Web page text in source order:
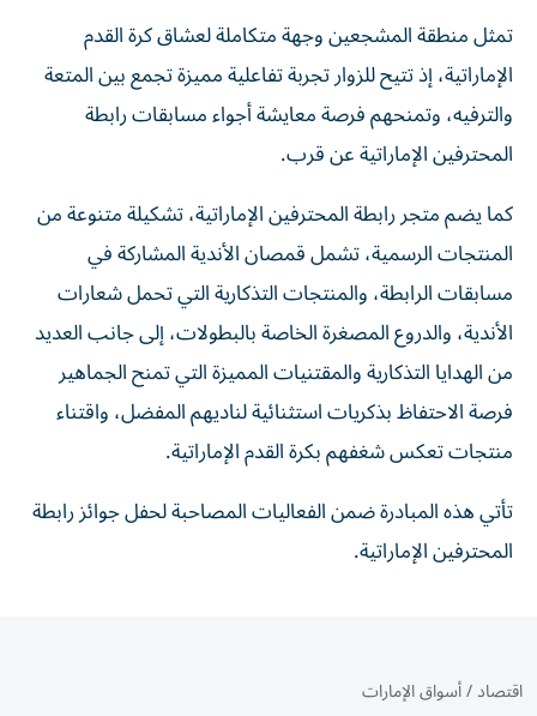
تمثل منطقة المشجعين وجهة متكاملة لعشاق كرة القدم
الإماراتية، إذ تتيح للزوار تجربة تفاعلية مميزة تجمع بين المتعة
والترفيه، وتمنحهم فرصة معايشة أجواء مسابقات رابطة
المحترفين الإماراتية عن قرب.
كما يضم متجر رابطة المحترفين الإماراتية، تشكيلة متنوعة من
المنتجات الرسمية، تشمل قمصان الأندية المشاركة في
مسابقات الرابطة، والمنتجات التذكارية التي تحمل شعارات
الأندية، والدروع المصغرة الخاصة بالبطولات، إلى جانب العديد
من الهدايا التذكارية والمقتنيات المميزة التي تمنح الجماهير
فرصة الاحتفاظ بذكريات استثنائية لناديهم المفضل، واقتناء
منتجات تعكس شغفهم بكرة القدم الإماراتية.
تأتي هذه المبادرة ضمن الفعاليات المصاحبة لحفل جوائز رابطة
المحترفين الإماراتية.
اقتصاد/أسواق الإمارات